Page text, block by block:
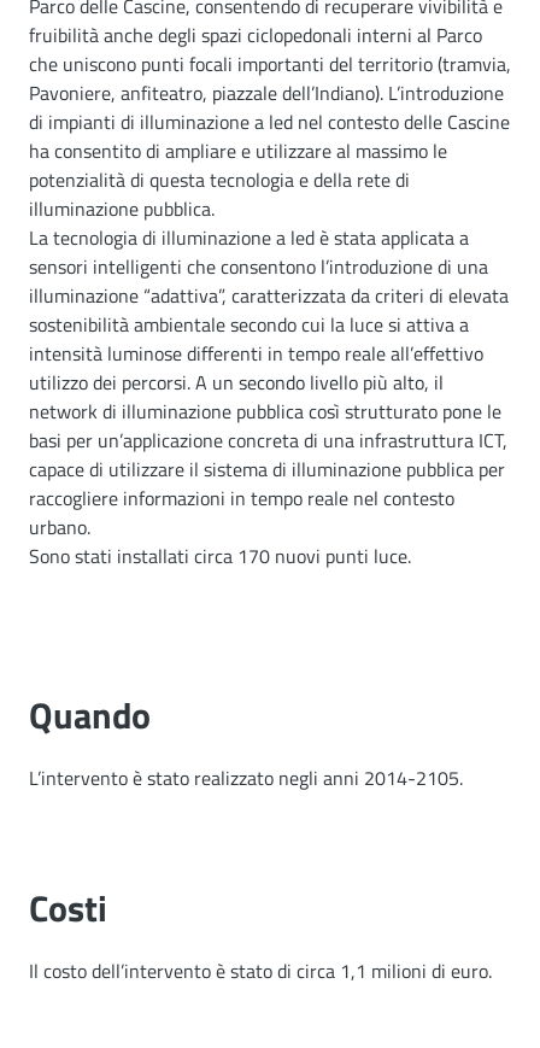
Parco delle Cascine, consentendo di recuperare vivibilità e
fruibilità anche degli spazi ciclopedonali interni al Parco
che uniscono punti focali importanti del territorio (tramvia,
Pavoniere, anfiteatro, piazzale dell’Indiano). L’introduzione
di impianti di illuminazione a led nel contesto delle Cascine
ha consentito di ampliare e utilizzare al massimo le
potenzialità di questa tecnologia e della rete di
illuminazione pubblica.
La tecnologia di illuminazione a led è stata applicata a
sensori intelligenti che consentono l’introduzione di una
illuminazione “adattiva”, caratterizzata da criteri di elevata
sostenibilità ambientale secondo cui la luce si attiva a
intensità luminose differenti in tempo reale all’effettivo
utilizzo dei percorsi. A un secondo livello più alto, il
network di illuminazione pubblica così strutturato pone le
basi per un’applicazione concreta di una infrastruttura ICT,
capace di utilizzare il sistema di illuminazione pubblica per
raccogliere informazioni in tempo reale nel contesto
urbano.
Sono stati installati circa 170 nuovi punti luce.
Quando
L’intervento è stato realizzato negli anni 2014-2105.
Costi
Il costo dell’intervento è stato di circa 1,1 milioni di euro.